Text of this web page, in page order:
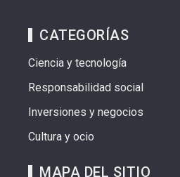
CATEGORÍAS
Ciencia y tecnología
Responsabilidad social
Inversiones y negocios
Cultura y ocio
MAPA DEL SITIO